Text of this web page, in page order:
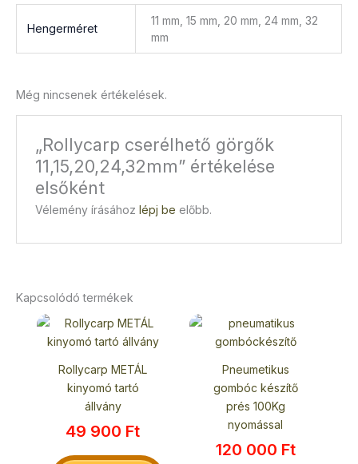
Hengerméret
11 mm, 15 mm, 20 mm, 24 mm, 32
mm
Még nincsenek értékelések.
„Rollycarp cserélhető görgők
11,15,20,24,32mm” értékelése
elsőként
Vélemény írásáhozlépj be előbb.
Kapcsolódó termékek
Rollycarp METÁL
kinyomó tartó
állvány
49 900 Ft
Pneumetikus
gombóc készítő
prés 100Kg
nyomással
120 000 Ft
Ennek
a
több
variációja
van.
A
változatok